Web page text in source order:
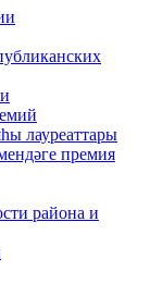
лауреаттары
премия
района и